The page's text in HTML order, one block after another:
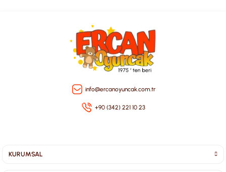
info@ercanoyuncak.com.tr
+90 (342) 221 10 23
KURUMSAL